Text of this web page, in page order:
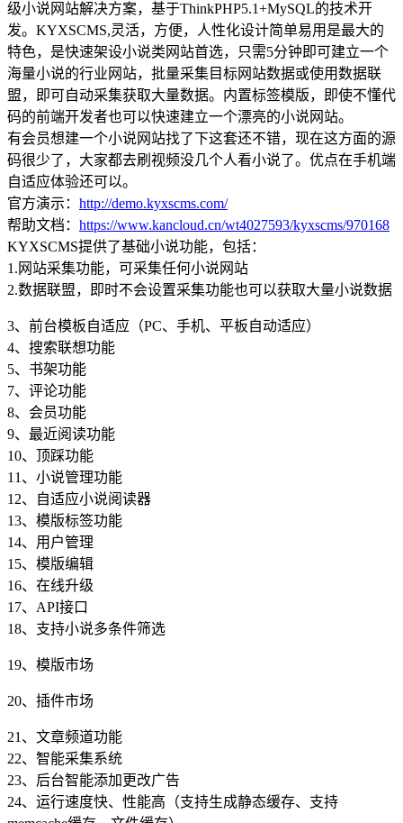
级小说网站解决方案，基于ThinkPHP5.1+MySQL的技术开
发。KYXSCMS,灵活，方便，人性化设计简单易用是最大的
特色，是快速架设小说类网站首选，只需5分钟即可建立一个
海量小说的行业网站，批量采集目标网站数据或使用数据联
盟，即可自动采集获取大量数据。内置标签模版，即使不懂代
码的前端开发者也可以快速建立一个漂亮的小说网站。
有会员想建一个小说网站找了下这套还不错，现在这方面的源
码很少了，大家都去刷视频没几个人看小说了。优点在手机端
自适应体验还可以。
官方演示： http://demo.kyxscms.com/
帮助文档： https://www.kancloud.cn/wt4027593/kyxscms/970168
KYXSCMS提供了基础小说功能，包括：
1.网站采集功能，可采集任何小说网站
2.数据联盟，即时不会设置采集功能也可以获取大量小说数据
3、前台模板自适应（PC、手机、平板自动适应）
4、搜索联想功能
5、书架功能
7、评论功能
8、会员功能
9、最近阅读功能
10、顶踩功能
11、小说管理功能
12、自适应小说阅读器
13、模版标签功能
14、用户管理
15、模版编辑
16、在线升级
17、API接口
18、支持小说多条件筛选
19、模版市场
20、插件市场
21、文章频道功能
22、智能采集系统
23、后台智能添加更改广告
24、运行速度快、性能高（支持生成静态缓存、支持